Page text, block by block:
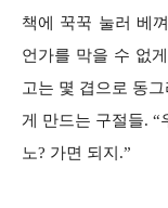
책에 꾹꾹 눌러 베
언가를 막을 수 없
고는 몇 겹으로 동
게 만드는 구절들. “
노? 가면 되지.”